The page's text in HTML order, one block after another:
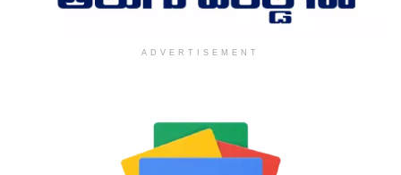
ADVERTISEMENT